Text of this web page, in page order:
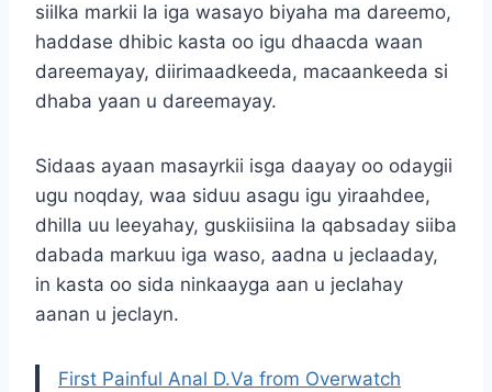
siilka markii la iga wasayo biyaha ma dareemo,
haddase dhibic kasta oo igu dhaacda waan
dareemayay, diirimaadkeeda, macaankeeda si
dhaba yaan u dareemayay.
Sidaas ayaan masayrkii isga daayay oo odaygii
ugu noqday, waa siduu asagu igu yiraahdee,
dhilla uu leeyahay, guskiisiina la qabsaday siiba
dabada markuu iga waso, aadna u jeclaaday,
in kasta oo sida ninkaayga aan u jeclahay
aanan u jeclayn.
First Painful Anal D.Va from Overwatch